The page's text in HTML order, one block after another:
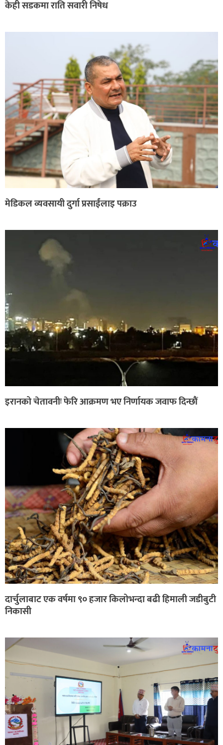
केही सडकमा राति सवारी निषेध
मेडिकल व्यवसायी दुर्गा प्रसाईंलाइ पक्राउ
इरानको चेतावनीः फेरि आक्रमण भए निर्णायक जवाफ दिन्छौं
दार्चुलाबाट एक वर्षमा ९० हजार किलोभन्दा बढी हिमाली जडीबुटी
निकासी